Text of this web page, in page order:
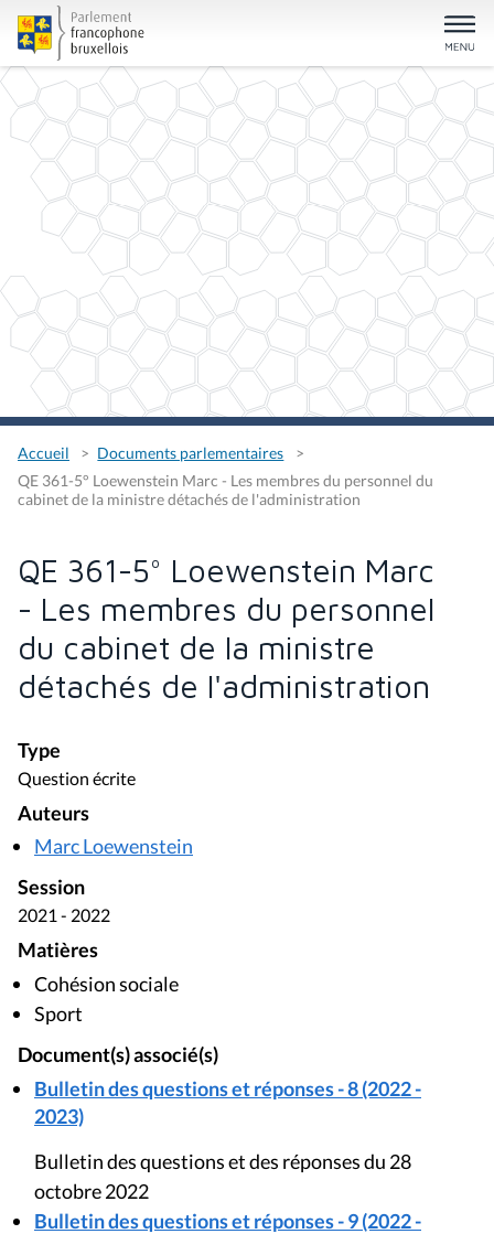
Accueil
Documents parlementaires
QE 361-5° Loewenstein Marc - Les membres du personnel du
cabinet de la ministre détachés de l'administration
QE 361-5° Loewenstein Marc
- Les membres du personnel
du cabinet de la ministre
détachés de l'administration
Type
Question écrite
Auteurs
Marc Loewenstein
Session
2021 - 2022
Matières
Cohésion sociale
Sport
Document(s) associé(s)
Bulletin des questions et réponses - 8 (2022 -
2023)
Bulletin des questions et des réponses du 28
octobre 2022
Bulletin des questions et réponses - 9 (2022 -